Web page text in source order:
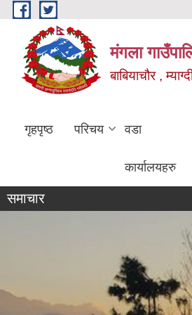
Skip to main content
मंगला
बाबियाचौर ,
गृहपृष्ठ परिचय वडा
कार्यालयहरु
समाचार